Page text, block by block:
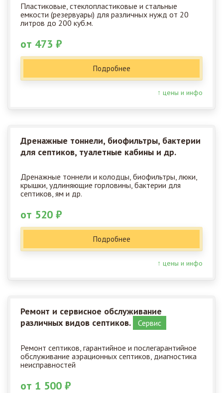
Пластиковые, стеклопластиковые и стальные
емкости (резервуары) для различных нужд от 20
литров до 200 куб.м.
от 473 ₽
Подробнее
↑ цены и инфо
Дренажные тоннели, биофильтры, бактерии
для септиков, туалетные кабины и др.
Дренажные тоннели и колодцы, биофильтры, люки,
крышки, удлиняющие горловины, бактерии для
септиков, ям и др.
от 520 ₽
Подробнее
↑ цены и инфо
Ремонт и сервисное обслуживание
различных видов септиков.
Сервис
Ремонт септиков, гарантийное и послегарантийное
обслуживание аэрационных септиков, диагностика
неисправностей
от 1 500 ₽